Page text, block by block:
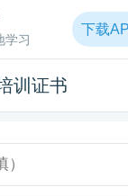
学习
下载
训证书